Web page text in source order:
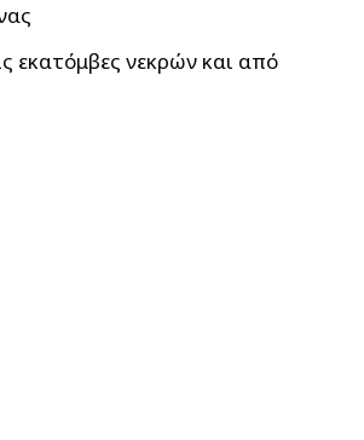
εκατόμβες νεκρών και από